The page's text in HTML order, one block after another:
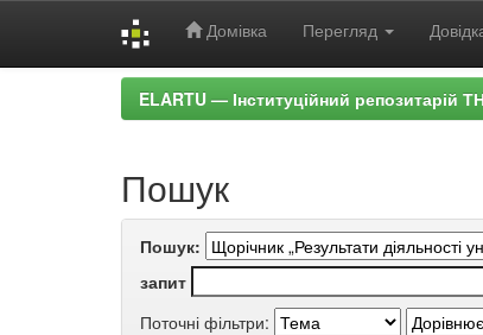
Домівка Перегляд
ELARTU — Інституційний репозитарій
Пошук
Пошук:
запит
Поточні фільтри: